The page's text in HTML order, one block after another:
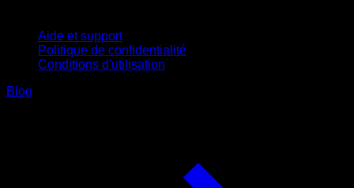
Aide et support
Politique de confidentialité
Conditions d'utilisation
Blog